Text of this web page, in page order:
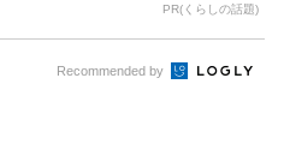
PR(くらしの話題)
Recommended by